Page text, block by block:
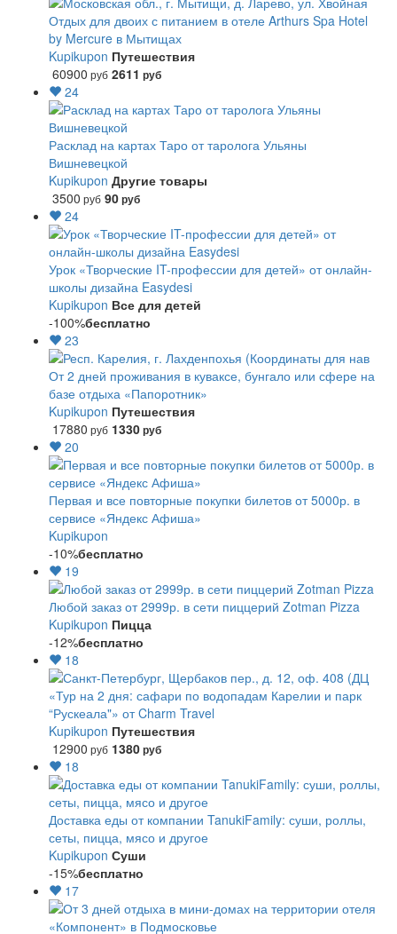
Отдых для двоих с питанием в отеле Arthurs Spa Hotel
by Mercure в Мытищах
Kupikupon Путешествия
60900 руб 2611 руб
24
Расклад на картах Таро от таролога Ульяны
Вишневецкой
Kupikupon Другие товары
3500 руб 90руб
24
Урок «Творческие IT-профессии для детей» от онлайн-
школы дизайна Easydesi
Kupikupon Все для детей
-100%бесплатно
23
От 2 дней проживания в куваксе, бунгало или сфере на
базе отдыха «Папоротник»
Kupikupon Путешествия
17880 руб 1330руб
20
Первая и все повторные покупки билетов от 5000р. в
сервисе «Яндекс Афиша»
Kupikupon
-10%бесплатно
19
Любой заказ от 2999р. в сети пиццерий Zotman Pizza
Kupikupon Пицца
-12%бесплатно
18
«Тур на 2 дня: сафари по водопадам Карелии и парк
“Рускеала"» от Charm Travel
Kupikupon Путешествия
12900 руб 1380руб
18
Доставка еды от компании TanukiFamily: суши, роллы,
сеты, пицца, мясо и другое
Kupikupon Суши
-15%бесплатно
17